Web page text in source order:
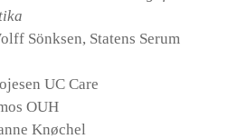
Sönksen, Statens Serum
UC Care
OUH
Knøchel